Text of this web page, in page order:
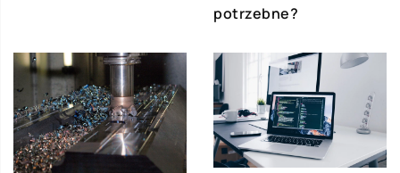
potrzebne?